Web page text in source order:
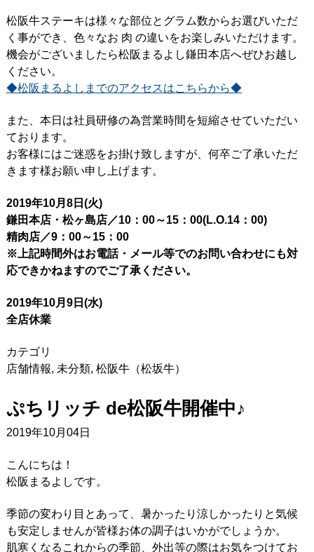
松阪牛ステーキは様々な部位とグラム数からお選びいただ
く事ができ、色々なお 肉 の違いをお楽しみいただけます。
機会がございましたら松阪まるよし鎌田本店へぜひお越し
ください。
◆松阪まるよしまでのアクセスはこちらから◆
また、本日は社員研修の為営業時間を短縮させていただい
ております。
お客様にはご迷惑をお掛け致しますが、何卒ご了承いただ
きます様お願い申し上げます。
2019年10月8日(火)
鎌田本店・松ヶ島店／10：00～15：00(L.O.14：00)
精肉店／9：00～15：00
※上記時間外はお電話・メール等でのお問い合わせにも対
応できかねますのでご了承ください。
2019年10月9日(水)
全店休業
カテゴリ
店舗情報, 未分類, 松阪牛（松坂牛）
ぷちリッチ de松阪牛開催中♪
2019年10月04日
こんにちは！
松阪まるよしです。
季節の変わり目とあって、暑かったり涼しかったりと気候
も安定しませんが皆様お体の調子はいかがでしょうか。
肌寒くなるこれからの季節、外出等の際はお気をつけてお